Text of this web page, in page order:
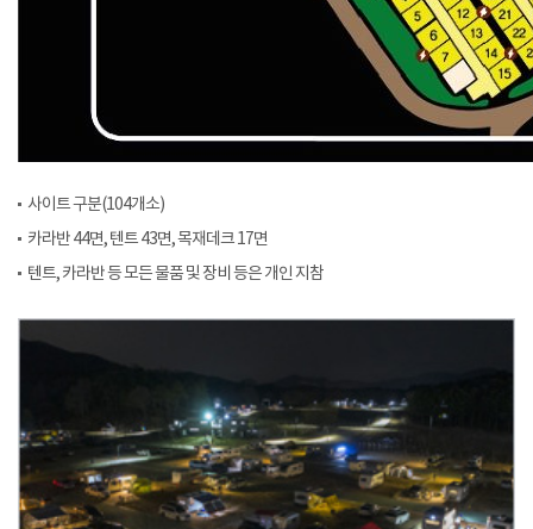
사이트 구분(104개소)
카라반 44면, 텐트 43면, 목재데크 17면
텐트, 카라반 등 모든 물품 및 장비 등은 개인 지참